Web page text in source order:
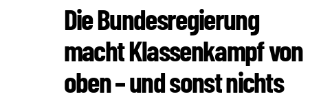
Die Bundesregierung
macht Klassenkampf von
oben – und sonst nichts